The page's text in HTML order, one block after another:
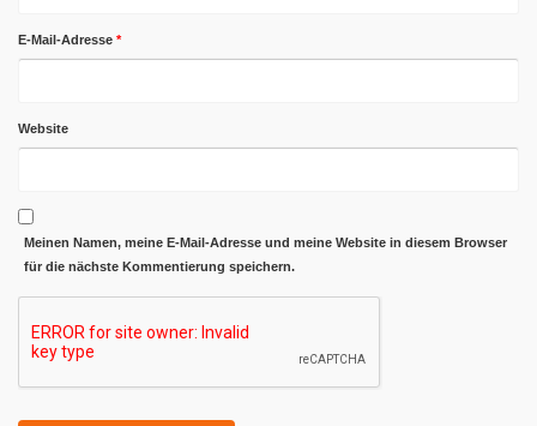
E-Mail-Adresse *
Website
Meinen Namen, meine E-Mail-Adresse und meine Website in diesem Browser
für die nächste Kommentierung speichern.